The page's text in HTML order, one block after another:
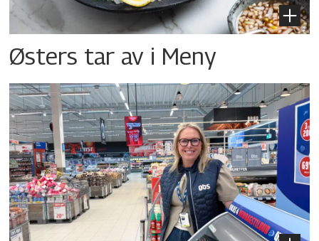
Østers tar av i Meny